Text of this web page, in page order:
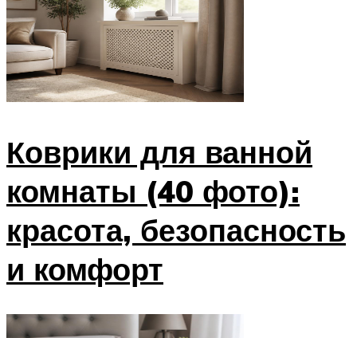
Коврики для ванной
комнаты (40 фото):
красота, безопасность
и комфорт